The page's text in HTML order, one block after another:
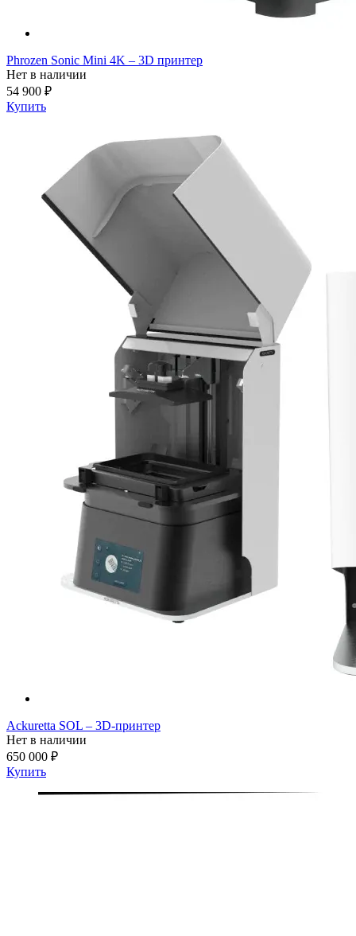
Phrozen Sonic Mini 4K – 3D принтер
Нет в наличии
54 900 ₽
Купить
Ackuretta SOL – 3D-принтер
Нет в наличии
650 000 ₽
Купить